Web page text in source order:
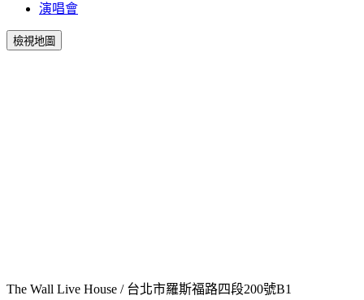
演唱會
檢視地圖
The Wall Live House / 台北市羅斯福路四段200號B1